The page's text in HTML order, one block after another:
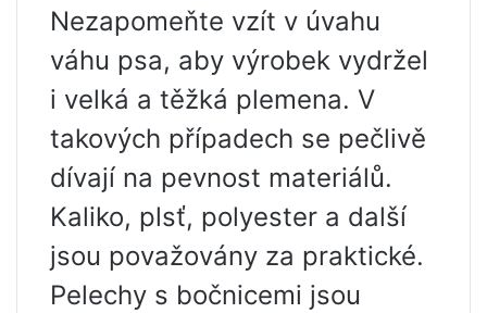
Nezapomeňte vzít v úvahu
váhu psa, aby výrobek vydržel
i velká a těžká plemena. V
takových případech se pečlivě
dívají na pevnost materiálů.
Kaliko, plsť, polyester a další
jsou považovány za praktické.
Pelechy s bočnicemi jsou